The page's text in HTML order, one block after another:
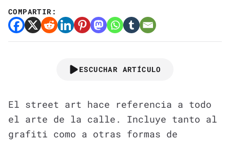
COMPARTIR:
ESCUCHAR ARTÍCULO
El street art hace referencia a todo
el arte de la calle. Incluye tanto al
grafiti como a otras formas de